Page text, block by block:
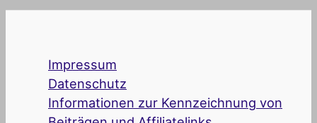
Impressum
Datenschutz
Informationen zur Kennzeichnung von